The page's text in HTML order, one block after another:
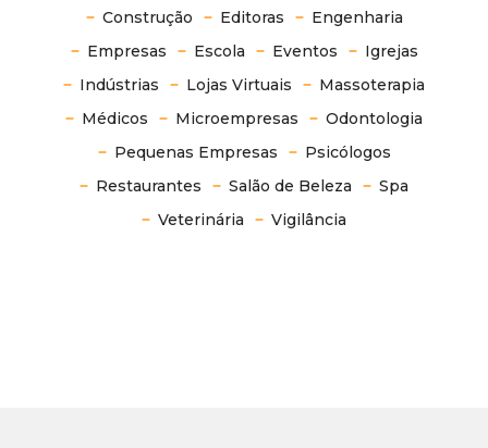
Construção Editoras
Engenharia
Empresas
Escola Eventos
Igrejas
Indústrias
Lojas Virtuais
Massoterapia
Médicos
Microempresas
Odontologia
Pequenas Empresas
Psicólogos
Restaurantes
Salão de Beleza
Spa
Veterinária
Vigilância